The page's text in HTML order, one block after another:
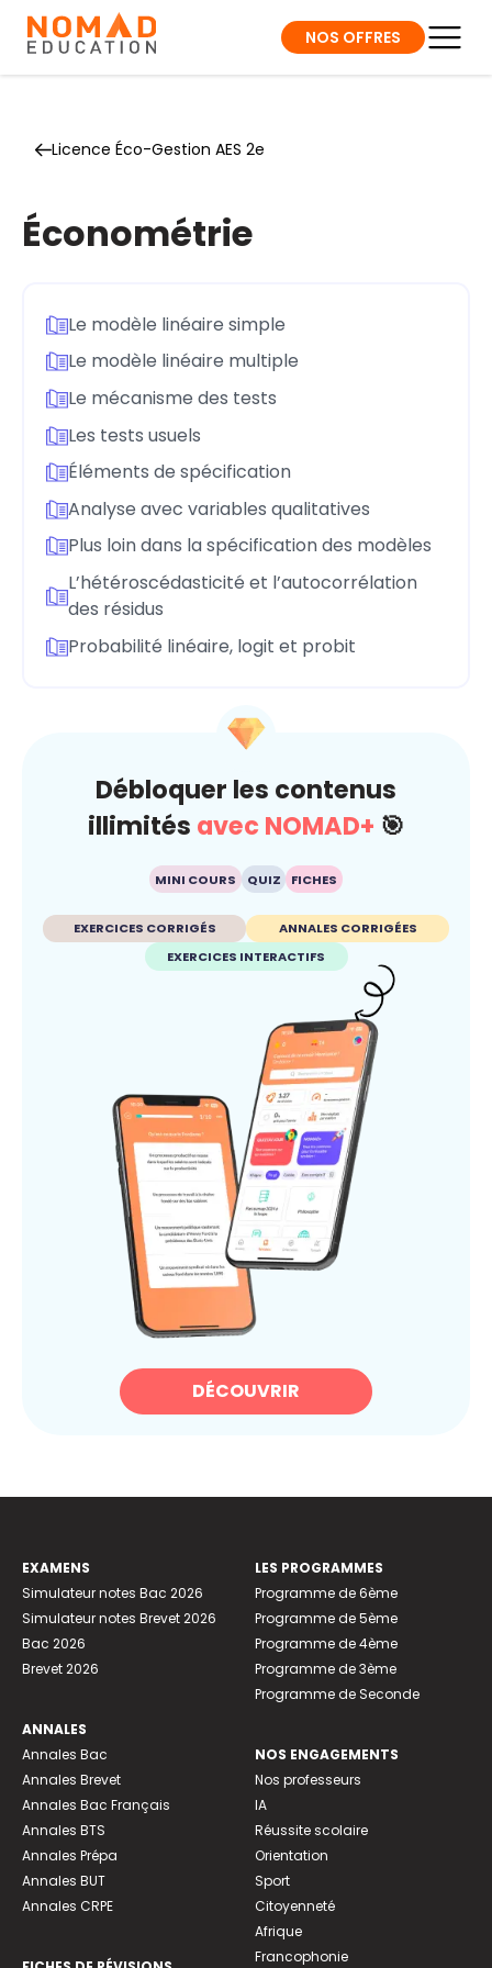
NOS OFFRES
Licence Éco-Gestion AES 2e
Économétrie
Le modèle linéaire simple
Le modèle linéaire multiple
Le mécanisme des tests
Les tests usuels
Éléments de spécification
Analyse avec variables qualitatives
Plus loin dans la spécification des modèles
L’hétéroscédasticité et l’autocorrélation
des résidus
Probabilité linéaire, logit et probit
Débloquer les contenus
illimités avec NOMAD+ 🎯
MINI COURS QUIZ FICHES
EXERCICES CORRIGÉS
ANNALES CORRIGÉES
EXERCICES INTERACTIFS
DÉCOUVRIR
EXAMENS
Simulateur notes Bac 2026
Simulateur notes Brevet 2026
Bac 2026
Brevet 2026
ANNALES
Annales Bac
Annales Brevet
Annales Bac Français
Annales BTS
Annales Prépa
Annales BUT
Annales CRPE
LES PROGRAMMES
Programme de 6ème
Programme de 5ème
Programme de 4ème
Programme de 3ème
Programme de Seconde
NOS ENGAGEMENTS
Nos professeurs
IA
Réussite scolaire
Orientation
Sport
Citoyenneté
Afrique
Francophonie